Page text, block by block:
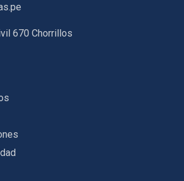
670 Chorrillos